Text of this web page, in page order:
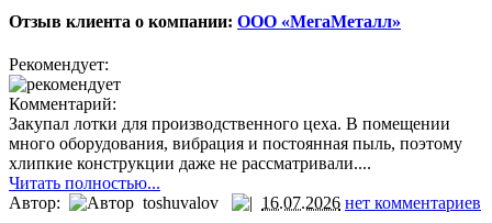
Отзыв клиента о компании: ООО «МегаМеталл»
Рекомендует:
Комментарий:
Закупал лотки для производственного цеха. В помещении
много оборудования, вибрация и постоянная пыль, поэтому
хлипкие конструкции даже не рассматривали....
Читать полностью...
Автор:
toshuvalov 16.07.2026 нет комментариев